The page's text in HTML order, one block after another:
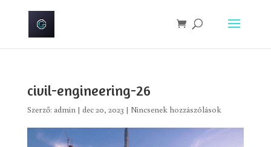
civil-engineering-26
Szerző: admin| dec 20, 2023 | Nincsenek hozzászólások